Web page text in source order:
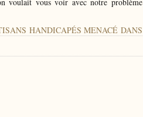
HANDICAPÉS MENACÉ DANS